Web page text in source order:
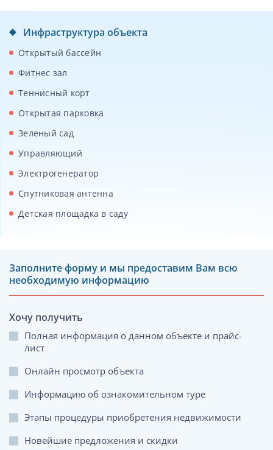
Инфраструктура объекта
Открытый бассейн
Фитнес зал
Теннисный корт
Открытая парковка
Зеленый сад
Управляющий
Электрогенератор
Спутниковая антенна
Детская площадка в саду
Заполните форму и мы предоставим Вам всю
необходимую информацию
Хочу получить
Полная информация о данном объекте и прайс-
лист
Онлайн просмотр объекта
Информацию об ознакомительном туре
Этапы процедуры приобретения недвижимости
Новейшие предложения и скидки